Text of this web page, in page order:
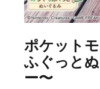
ポケット
ふぐっと
ー〜